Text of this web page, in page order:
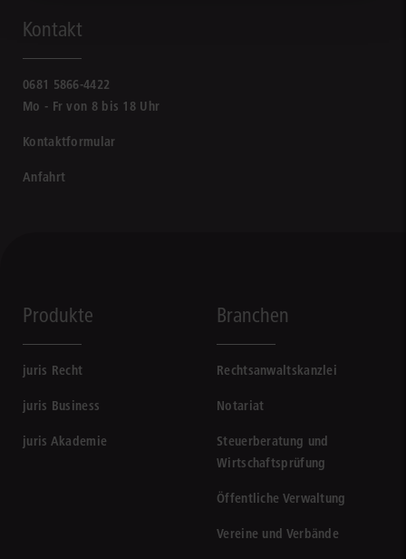
Kontakt
0681 5866-4422
Mo - Fr von 8 bis 18 Uhr
Kontaktformular
Anfahrt
Produkte
juris Recht
juris Business
juris Akademie
Branchen
Rechtsanwaltskanzlei
Notariat
Steuerberatung und
Wirtschaftsprüfung
Öffentliche Verwaltung
Vereine und Verbände